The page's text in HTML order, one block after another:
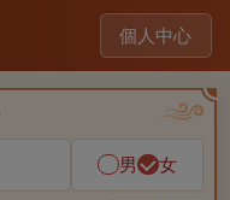
個人中心
男 女